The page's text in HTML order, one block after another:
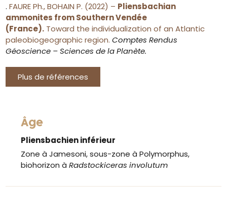
.FAURE Ph., BOHAIN P. (2022) – Pliensbachian
ammonites from Southern Vendée
(France). Toward the individualization of an Atlantic
paleobiogeographic region. Comptes Rendus
Géoscience – Sciences de la Planète.
Plus de références
Âge
Pliensbachien inférieur
Zone à Jamesoni, sous-zone à Polymorphus,
biohorizon àRadstockiceras involutum